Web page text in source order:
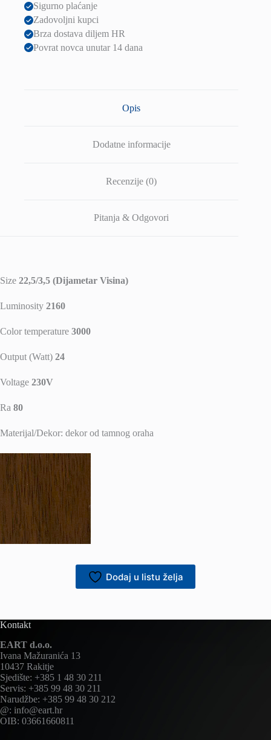
tamnog
Sigurno plaćanje
Zadovoljni kupci
Brza dostava diljem HR
Povrat novca unutar 14 dana
Opis
Dodatne informacije
Recenzije (0)
Pitanja & Odgovori
Size 22,5/3,5 (Dijametar Visina)
Luminosity 2160
Color temperature 3000
Output (Watt) 24
Voltage 230V
Ra 80
Materijal/Dekor: dekor od tamnog oraha
Dodaj u listu želja
Kontakt
EART d.o.o.
Ivana Mažuranića 13
10437 Rakitje
Sjedište: +385 1 48 30 211
Servis: +385 99 48 30 211
Narudžbe: +385 99 48 30 212
@: info@eart.hr
OIB: 03661660811